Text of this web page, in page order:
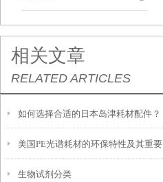
相关文章
RELATED ARTICLES
如何选择合适的日本岛津耗材配件？
美国PE光谱耗材的环保特性及其重要
性
生物试剂分类